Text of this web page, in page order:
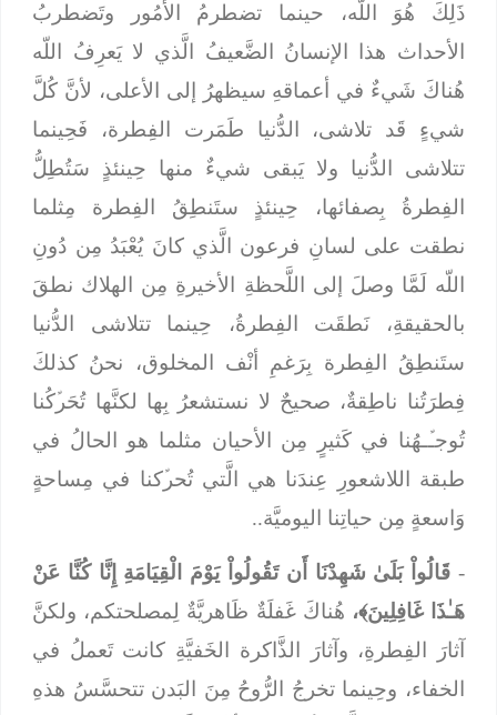
ذَلِكَ هُوَ اللّه، حينما تضطرمُ الأُمُور وتَضطربُ
الأحداث هذا الإنسانُ الضَّعيفُ الَّذي لا يَعرِفُ اللّه
هُناكَ شَيءٌ في أعماقهِ سيظهرُ إلى الأعلى، لأنَّ كُلَّ
شيءٍ قَد تلاشى، الدُّنيا طَمَرت الفِطرة، فَحِينما
تتلاشى الدُّنيا ولا يَبقى شيءٌ منها حِينئذٍ سَتُطِلُّ
الفِطرةُ بِصفائها، حِينئذٍ ستَنطِقُ الفِطرة مِثلما
نطقت على لسانِ فرعون الَّذي كانَ يُعْبَدُ مِن دُونِ
اللّه لَمَّا وصلَ إلى اللَّحظةِ الأخيرةِ مِن الهلاك نطقَ
بالحقيقةِ، نَطقَت الفِطرةُ، حِينما تتلاشى الدُّنيا
ستَنطِقُ الفِطرة بِرَغمِ أنْف المخلوق، نحنُ كذلكَ
فِطرَتُنا ناطِقةٌ، صحيحٌ لا نستشعرُ بِها لكنَّها تُحَرﱢكُنا
تُوجـﱢـهُنا في كَثيرٍ مِن الأحيان مثلما هو الحالُ في
طبقة اللاشعورِ عِندَنا هي الَّتي تُحرﱢكنا في مِساحةٍ
وَاسعةٍ مِن حياتِنا اليوميَّة..
قَالُواْ بَلَىٰ شَهِدْنَا أَن تَقُولُواْ يَوْمَ الْقِيَامَةِ إِنَّا كُنَّا عَنْ
هَـٰذَا غَافِلِينَ﴾، هُناكَ غَفلَةٌ ظَاهريَّةٌ لِمصلحتكم، ولكنَّ
آثارَ الفِطرةِ، وآثارَ الذَّاكرة الخَفيَّةِ كانت تَعملُ في
الخفاء، وحِينما تخرجُ الرُّوحُ مِنَ البَدن تتحسَّسُ هذهِ